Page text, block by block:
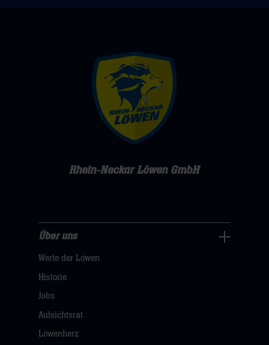
Rhein-Neckar Löwen GmbH
uns
Navigation
öffnen,
Über uns
Werte der Löwen
Historie
Jobs
Aufsichtsrat
Löwenherz